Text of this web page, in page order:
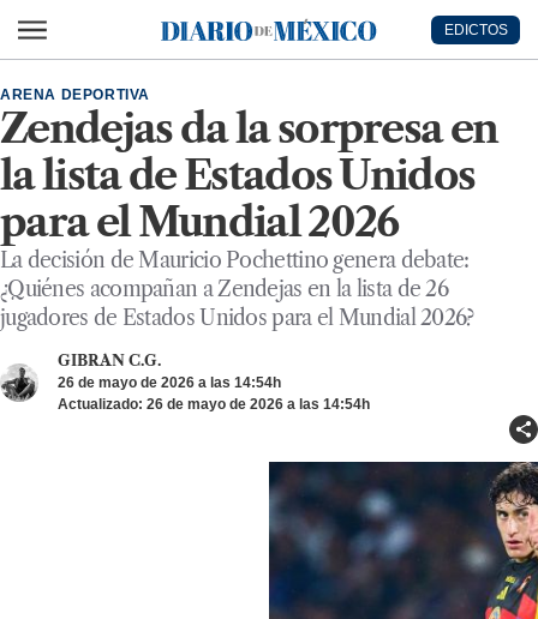
Diario de México
EDICTOS
Zendejas da la sorpresa en
la lista de Estados Unidos
para el Mundial 2026
ARENA DEPORTIVA
La decisión de Mauricio Pochettino genera debate:
¿Quiénes acompañan a Zendejas en la lista de 26
jugadores de Estados Unidos para el Mundial 2026?
GIBRAN C.G.
26 de mayo de 2026 a las 14:54h
Actualizado: 26 de mayo de 2026 a las 14:54h